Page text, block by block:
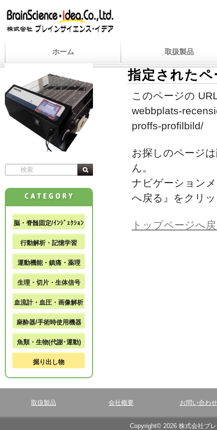
ホーム 取扱製品
指定された
このページの
webbplats-
proffs-profilbild/
お探しのページ
ん。
ナビゲーション
へ戻る』をクリ
トップページへ
脳・脊髄固定/ｲﾝｼﾞｪｸｼｮﾝ
行動解析・記憶学習
運動機能・鎮痛・薬理
生理・切片・生体信号
血流計・血圧・画像解析
麻酔器/手術時使用機器
魚類・生物(代謝･運動)
掘り出し物
取扱製品 会社概要 お問い合わせ
Copyright© 2026 株式会社ブ